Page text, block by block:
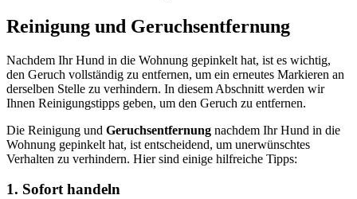
Reinigung und Geruchsentfernung
Nachdem Ihr Hund in die Wohnung gepinkelt hat, ist es wichtig,
den Geruch vollständig zu entfernen, um ein erneutes Markieren an
derselben Stelle zu verhindern. In diesem Abschnitt werden wir
Ihnen Reinigungstipps geben, um den Geruch zu entfernen.
Die Reinigung und Geruchsentfernung nachdem Ihr Hund in die
Wohnung gepinkelt hat, ist entscheidend, um unerwünschtes
Verhalten zu verhindern. Hier sind einige hilfreiche Tipps:
1. Sofort handeln